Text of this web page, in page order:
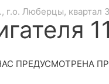
Люберцы, квартал
ПРЕДУСМОТРЕНА